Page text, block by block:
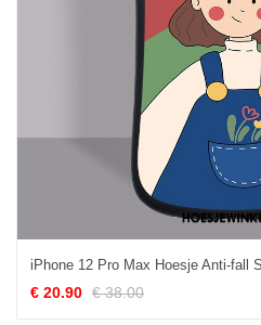
€ 20.90 € 38.00